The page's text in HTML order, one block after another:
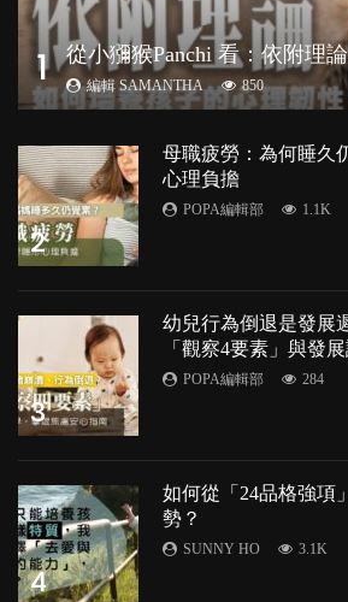
1 編輯 SAMANTHA 850
2
母職疲勞：為何睡久
心理負擔
POPA編輯部 1.1K
3
幼兒行為倒退是發展
「觀察4要素」與發
POPA編輯部 284
4
如何從「24品格強項
勢？
SUNNY HO 3.1K